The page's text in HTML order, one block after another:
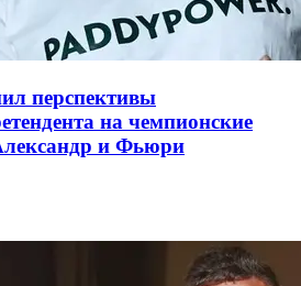
перспективы
на чемпионские
и Фьюри